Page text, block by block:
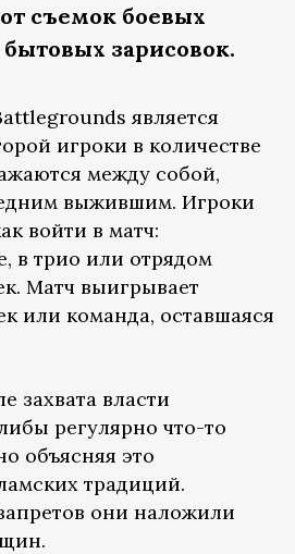
съемок боевых
зарисовок.
является
игроки в количестве
между собой,
выжившим. Игроки
войти в матч:
в трио или отрядом
Матч выигрывает
или команда, оставшаяся
захвата власти
регулярно что-то
объясняя это
традиций.
они наложили